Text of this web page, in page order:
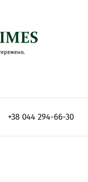
+38 044 294-66-30